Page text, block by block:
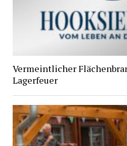
Vermeintlicher
Lagerfeuer